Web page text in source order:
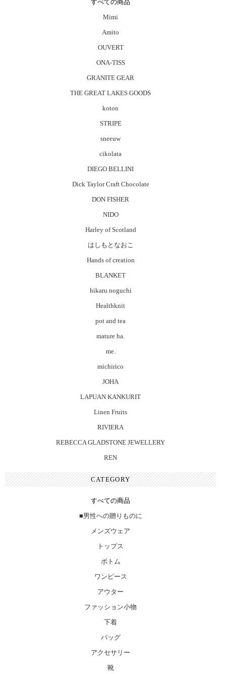
すべての商品
Mimi
Amito
OUVERT
ONA-TISS
GRANITE GEAR
THE GREAT LAKES GOODS
koton
STRIPE
sneeuw
cikolata
DIEGO BELLINI
Dick Taylor Craft Chocolate
DON FISHER
NIDO
Harley of Scotland
はしもとなおこ
Hands of creation
BLANKET
hikaru noguchi
Healthknit
pot and tea
mature ha.
me.
michirico
JOHA
LAPUAN KANKURIT
Linen Fruits
RIVIERA
REBECCA GLADSTONE JEWELLERY
REN
CATEGORY
すべての商品
■男性への贈りものに
メンズウェア
トップス
ボトム
ワンピース
アウター
ファッション小物
下着
バッグ
アクセサリー
靴